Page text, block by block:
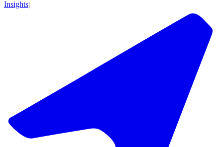
Insights